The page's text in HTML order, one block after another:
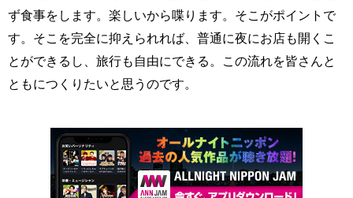
ず食事をします。楽しいから喋ります。そこがポイントで
す。そこを完全に抑えられれば、普通に夜にお店も開くこ
とができるし、旅行も自由にできる。この流れを皆さんと
ともにつくりたいと思うのです。